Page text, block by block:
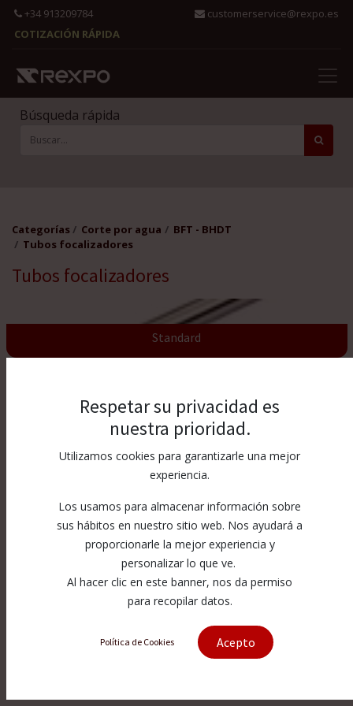
+34 913209784
customerservice@rexpo.es
COTIZACIÓN RÁPIDA
Búsqueda rápida
Categorías Corte por agua
BFT - BHDT
Tubos focalizadores
Tubos focalizadores
Standard
Premium
Mostrar categorías Mostrar opciones
Respetar su privacidad es
nuestra prioridad.
Utilizamos cookies para garantizarle una mejor
experiencia.
Los usamos para almacenar información sobre
sus hábitos en nuestro sitio web. Nos ayudará a
proporcionarle la mejor experiencia y
personalizar lo que ve.
Al hacer clic en este banner, nos da permiso
para recopilar datos.
Política de Cookies Acepto